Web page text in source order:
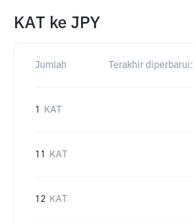
KAT ke JPY
Jumlah Terakhir diperbarui:
1 KAT
11 KAT
12 KAT